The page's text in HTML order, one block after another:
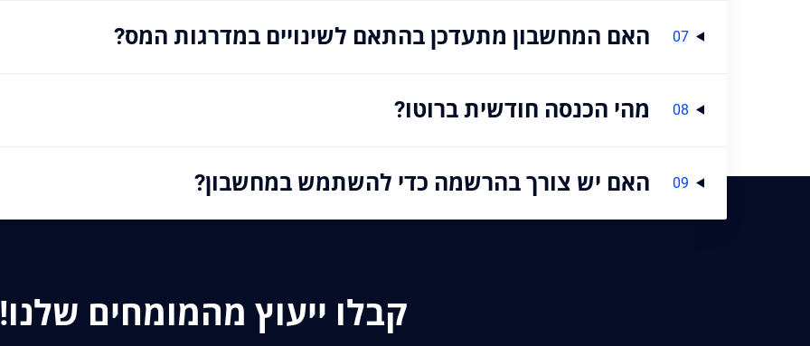
07 האם המחשבון מתעדכן בהתאם לשינויים במדרגות המס?
08 מהי הכנסה חודשית ברוטו?
09 האם יש צורך בהרשמה כדי להשתמש במחשבון?
קבלו ייעוץ מהמומחים שלנו!